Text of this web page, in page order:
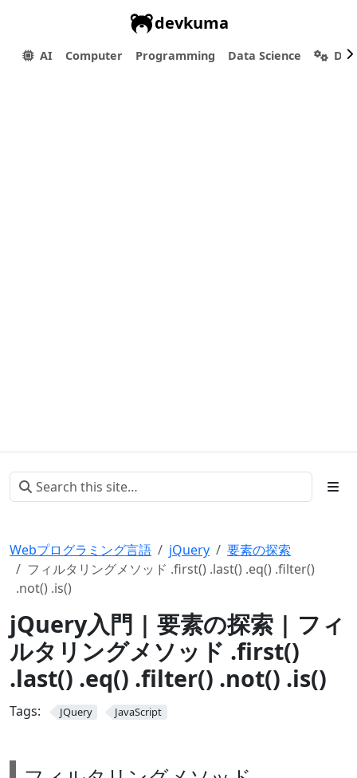
devkuma
AI Computer Programming Data Science
Webプログラミング言語 jQuery
要素の探索
フィルタリングメソッド .first() .last() .eq() .filter()
.not() .is()
jQuery入門 | 要素の探索 | フィ
ルタリングメソッド .first()
.last() .eq() .filter() .not() .is()
Tags: JQuery JavaScript